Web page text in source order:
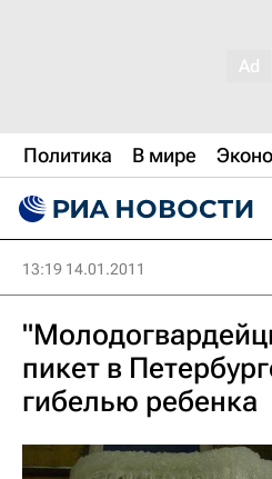
Политика В мире
13:19 14.01.2011
пикет в
гибелью ребенка